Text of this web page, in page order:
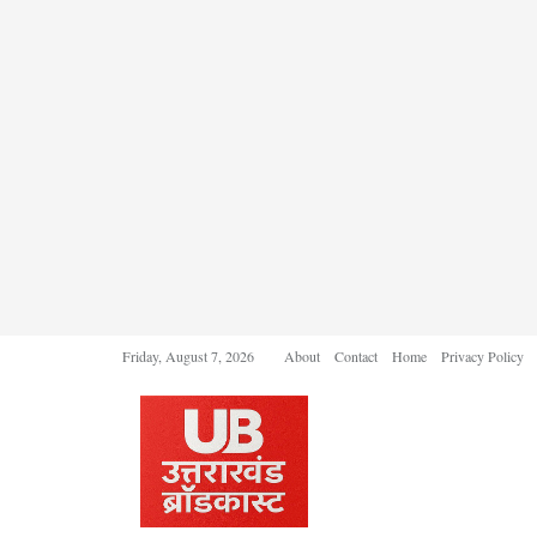
Friday, August 7, 2026 About Contact Home Privacy Policy